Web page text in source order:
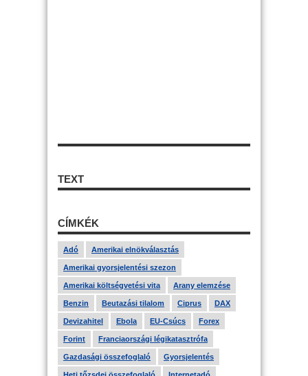
TEXT
CÍMKÉK
Adó Amerikai elnökválasztás
Amerikai gyorsjelentési szezon
Amerikai költségvetési vita Arany elemzése
Benzin Beutazási tilalom Ciprus DAX
Devizahitel Ebola EU-Csúcs Forex
Forint Franciaországi légikatasztrófa
Gazdasági összefoglaló Gyorsjelentés